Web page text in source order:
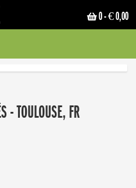
0- € 0,00
- TOULOUSE, FR